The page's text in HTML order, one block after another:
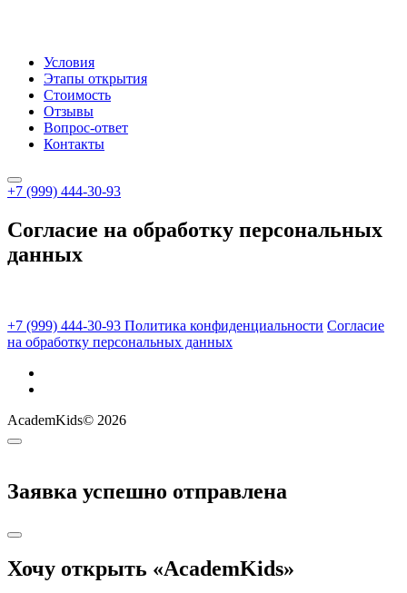
Условия
Этапы открытия
Стоимость
Отзывы
Вопрос-ответ
Контакты
+7 (999) 444-30-93
Согласие на обработку персональных
данных
+7 (999) 444-30-93 Политика конфиденциальности Согласие
на обработку персональных данных
AcademKids© 2026
Заявка успешно отправлена
Хочу открыть «AcademKids»